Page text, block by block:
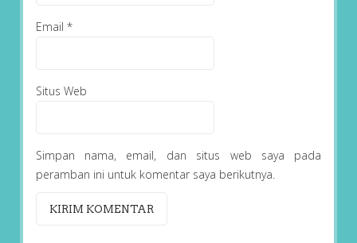
Email *
Situs Web
Simpan nama, email, dan situs web saya pada
peramban ini untuk komentar saya berikutnya.